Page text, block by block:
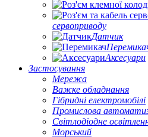
сервоприводу
Датчик
Аксесуари
Застосування
Мережа
Важке обладнання
Гібридні електромобілі
Промислова
Світлодіодне
Морський